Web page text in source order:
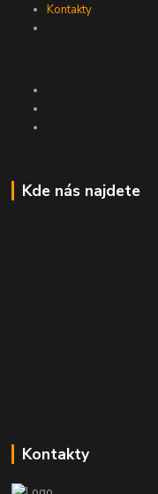
Kontakty
Kde nás najdete
Kontakty